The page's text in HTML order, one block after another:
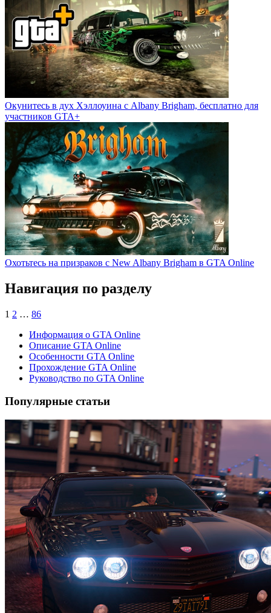
Окунитесь в дух Хэллоуина с Albany Brigham, бесплатно для
участников GTA+
Охотьтесь на призраков с New Albany Brigham в GTA Online
Навигация по разделу
1 2 … 86
Информация о GTA Online
Описание GTA Online
Особенности GTA Online
Прохождение GTA Online
Руководство по GTA Online
Популярные статьи